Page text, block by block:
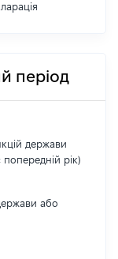
період
держави
рік)
або